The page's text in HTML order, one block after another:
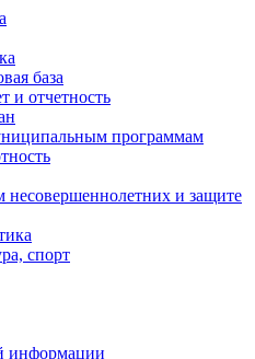
база
и отчетность
программам
несовершеннолетних и защите
спорт
информации